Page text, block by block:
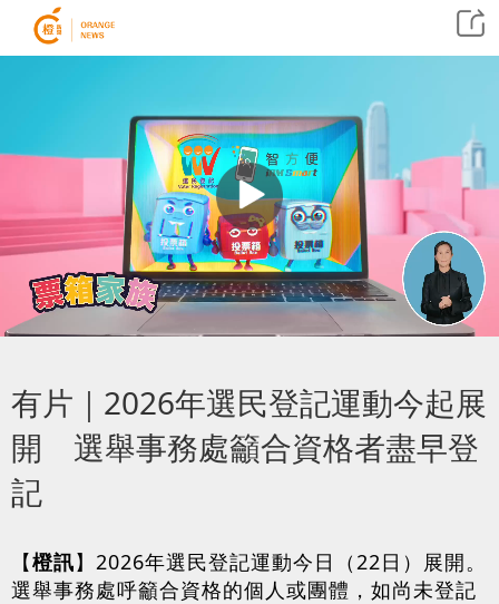
有片｜2026年選民登記運動今起展
開 選舉事務處籲合資格者盡早登
記
【橙訊】2026年選民登記運動今日（22日）展開。
選舉事務處呼籲合資格的個人或團體，如尚未登記